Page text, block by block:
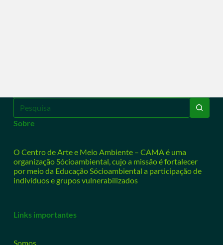
Sobre
O Centro de Arte e Meio Ambiente – CAMA é uma
organização Sócioambiental, cujo a missão é fortalecer
por meio da Educação Sócioambiental a participação de
indivíduos e grupos vulnerabilizados
Links importantes
Somos